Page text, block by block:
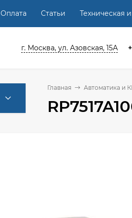
Оплата Статьи Техническая
г. Москва, ул. Азовская, 15А
Главная Автоматика и